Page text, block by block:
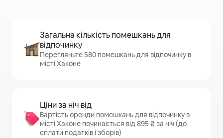
Загальна кількість помешкань для
відпочинку
Перегляньте 580 помешкань для відпочинку в
місті Хаконе
Ціни за ніч від
Вартість оренди помешкань для відпочинку в
місті Хаконе починається від 895 ₴ за ніч (до
сплати податків і зборів)